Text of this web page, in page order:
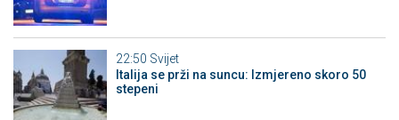
22:50 Svijet
Italija se prži na suncu: Izmjereno skoro 50
stepeni